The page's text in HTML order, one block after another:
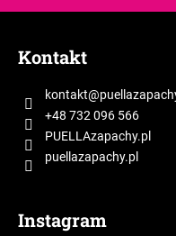
Kontakt
kontakt@
+48 732 096 566
PUELLAzapachy.pl
puellazapachy.pl
Instagram